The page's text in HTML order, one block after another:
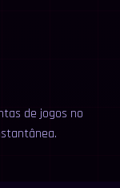
de jogos no